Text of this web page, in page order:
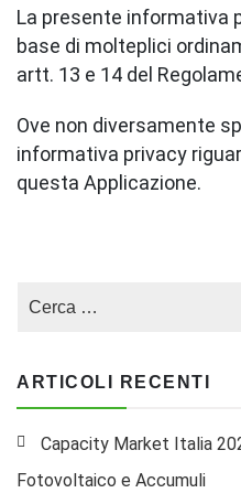
La presente informativa
base di molteplici
artt. 13 e 14 del
Ove non diversamente
informativa privacy
questa Applicazione.
ARTICOLI RECENTI
Capacity Market Italia
Fotovoltaico e Accumuli